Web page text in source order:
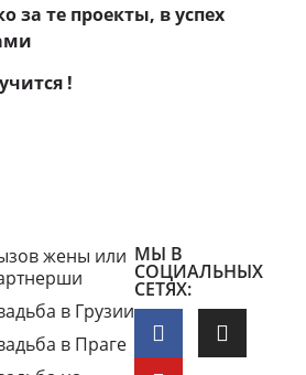
за те проекты, в успех
!
жены или
в Грузии
в Праге
МЫ В
СОЦИАЛЬНЫХ
СЕТЯХ: